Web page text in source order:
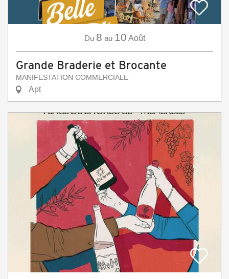
Du 8 au 10 Août
Grande Braderie et Brocante
MANIFESTATION COMMERCIALE
Apt